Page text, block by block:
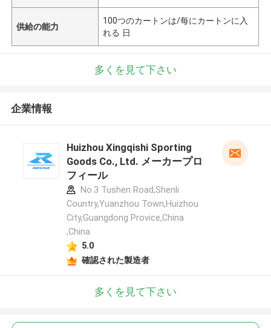
供給の能力
100つのカートンは/每にカートンに入
れる 日
多くを見て下さい
企業情報
Huizhou Xingqishi Sporting
Goods Co., Ltd. メーカープロ
フィール
No.3 Tushen Road,Shenli
Country,Yuanzhou Town,Huizhou
City,Guangdong Provice,China
,China
5.0
確認された製造者
多くを見て下さい